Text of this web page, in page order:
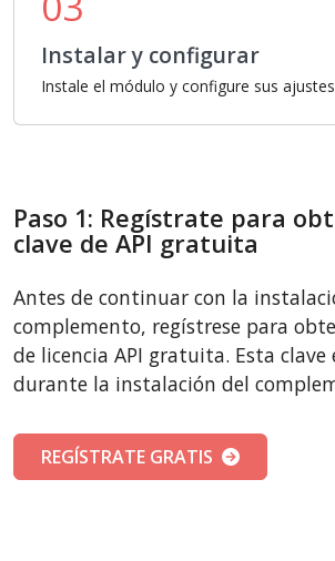
Instalar y configurar
Instale el módulo y configure sus
Paso 1: Regístrate para
clave de API gratuita
Antes de continuar con la
complemento, regístrese para
de licencia API gratuita. Esta clave
durante la instalación del
REGÍSTRATE GRATIS